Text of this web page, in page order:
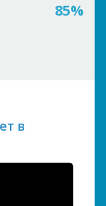
85%
в